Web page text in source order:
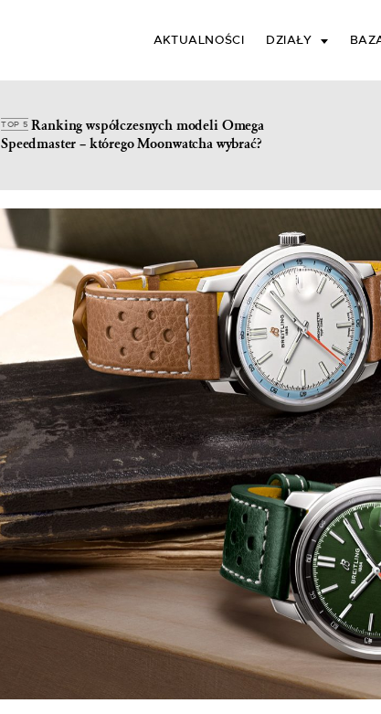
AKTUALNOŚCI DZIAŁY
TOP 5Ranking współczesnych modeli Omega
Speedmaster – którego Moonwatcha wybrać?